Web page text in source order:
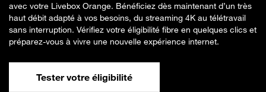
avec votre Livebox Orange. Bénéficiez dès maintenant d’un très
haut débit adapté à vos besoins, du streaming 4K au télétravail
sans interruption. Vérifiez votre éligibilité fibre en quelques clics et
préparez-vous à vivre une nouvelle expérience internet.
Tester votre éligibilité